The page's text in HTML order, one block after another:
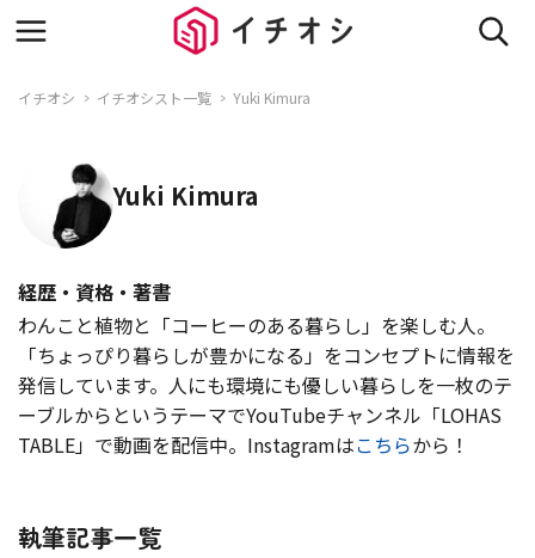
イチオシ イチオシスト一覧 Yuki Kimura
Yuki Kimura
経歴・資格・著書
わんこと植物と「コーヒーのある暮らし」を楽しむ人。
「ちょっぴり暮らしが豊かになる」をコンセプトに情報を
発信しています。人にも環境にも優しい暮らしを一枚のテ
ーブルからというテーマでYouTubeチャンネル「LOHAS
TABLE」で動画を配信中。Instagramはこちらから！
執筆記事一覧